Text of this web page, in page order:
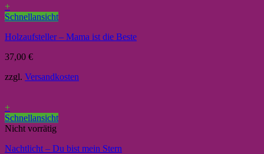
+
Schnellansicht
Holzaufsteller – Mama ist die Beste
37,00 €
zzgl. Versandkosten
+
Schnellansicht
Nicht vorrätig
Nachtlicht – Du bist mein Stern